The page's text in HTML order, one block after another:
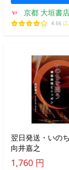
京都 大垣書
ン
4.66
翌日発送・いの
向井嘉之
1,760 円